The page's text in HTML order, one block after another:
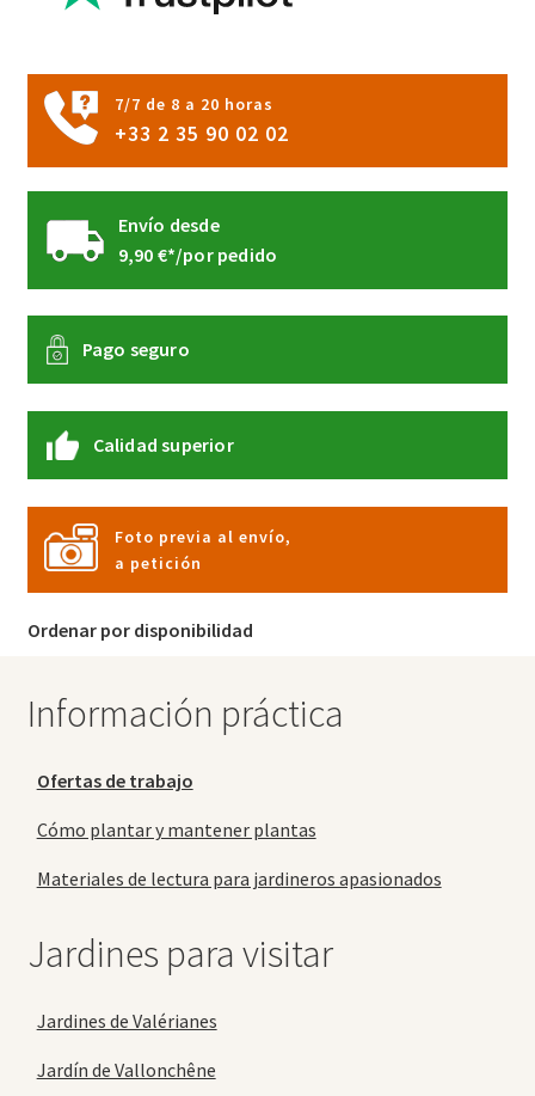
7/7 de 8 a 20 horas
+33 2 35 90 02 02
Envío desde
9,90 €*/por pedido
Pago seguro
Calidad superior
Foto previa al envío,
a petición
Ordenar por disponibilidad
Información práctica
Ofertas de trabajo
Cómo plantar y mantener plantas
Materiales de lectura para jardineros apasionados
Jardines para visitar
Jardines de Valérianes
Jardín de Vallonchêne